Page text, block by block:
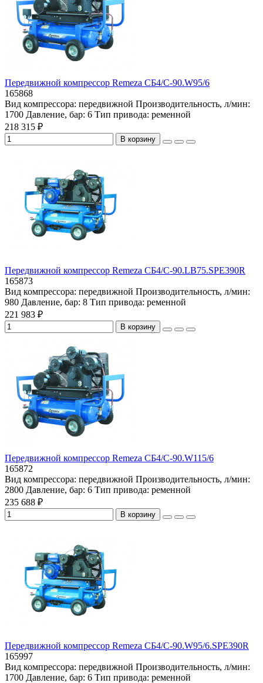
Передвижной компрессор Remeza СБ4/С-90.W95/6
165868
Вид компрессора: передвижной Производительность, л/мин:
1700 Давление, бар: 6 Тип привода: ременной
218 315 ₽
В корзину
Передвижной компрессор Remeza СБ4/С-90.LB75.SPE390R
165873
Вид компрессора: передвижной Производительность, л/мин:
980 Давление, бар: 8 Тип привода: ременной
221 983 ₽
В корзину
Передвижной компрессор Remeza СБ4/С-90.W115/6
165872
Вид компрессора: передвижной Производительность, л/мин:
2800 Давление, бар: 6 Тип привода: ременной
235 688 ₽
В корзину
Передвижной компрессор Remeza СБ4/С-90.W95/6.SPE390R
165997
Вид компрессора: передвижной Производительность, л/мин:
1700 Давление, бар: 6 Тип привода: ременной